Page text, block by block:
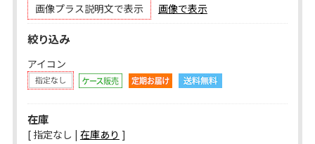
画像プラス説明文で表示 画像で表示
絞り込み
アイコン
在庫
[ 指定なし | 在庫あり ]